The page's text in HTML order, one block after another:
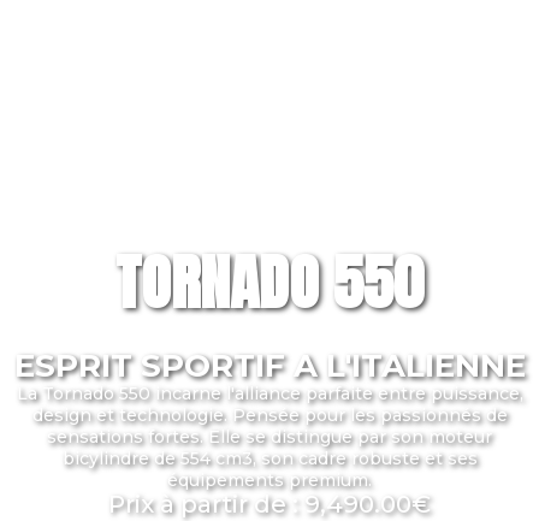
TORNADO 550
ESPRIT SPORTIF A L'ITALIENNE
La Tornado 550 incarne l'alliance parfaite entre puissance,
design et technologie. Pensée pour les passionnés de
sensations fortes. Elle se distingue par son moteur
bicylindre de 554 cm3, son cadre robuste et ses
équipements premium.
Prix à partir de : 9,490.00€